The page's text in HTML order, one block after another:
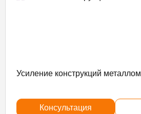
Усиление конструкций металлом
Консультация